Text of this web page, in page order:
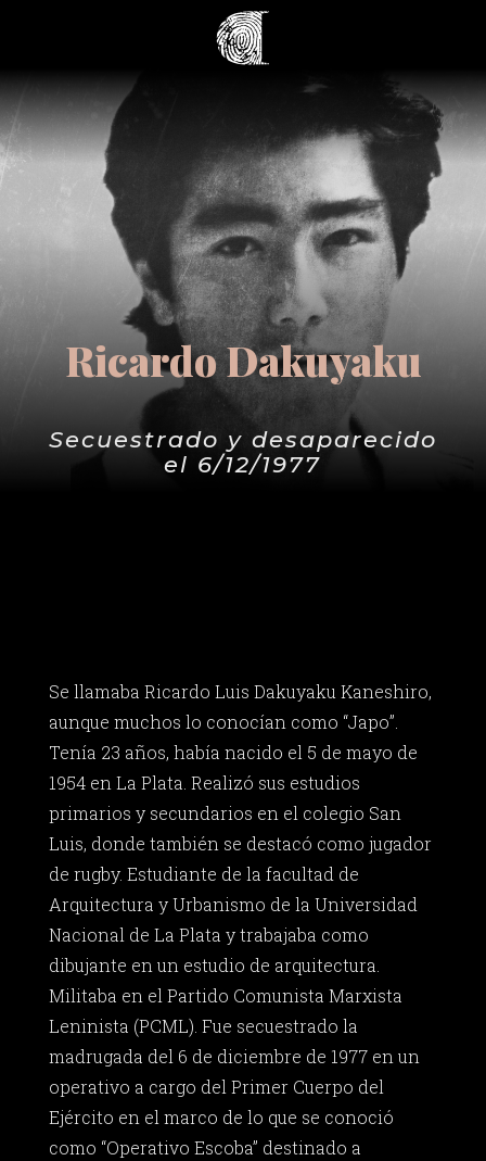
Ricardo Dakuyaku
Secuestrado y desaparecido
el 6/12/1977
Se llamaba Ricardo Luis Dakuyaku Kaneshiro,
aunque muchos lo conocían como “Japo”.
Tenía 23 años, había nacido el 5 de mayo de
1954 en La Plata. Realizó sus estudios
primarios y secundarios en el colegio San
Luis, donde también se destacó como jugador
de rugby. Estudiante de la facultad de
Arquitectura y Urbanismo de la Universidad
Nacional de La Plata y trabajaba como
dibujante en un estudio de arquitectura.
Militaba en el Partido Comunista Marxista
Leninista (PCML). Fue secuestrado la
madrugada del 6 de diciembre de 1977 en un
operativo a cargo del Primer Cuerpo del
Ejército en el marco de lo que se conoció
como “Operativo Escoba” destinado a